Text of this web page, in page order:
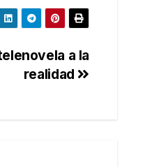
a la
realidad